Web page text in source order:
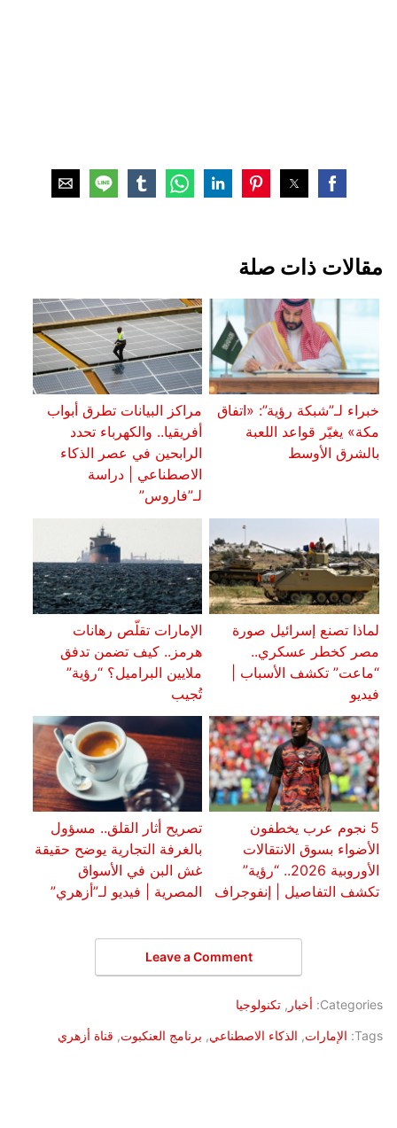
مقالات ذات صلة
خبراء لـ”شبكة رؤية”: «اتفاق
مكة» يغيّر قواعد اللعبة
بالشرق الأوسط
مراكز البيانات تطرق أبواب
أفريقيا.. والكهرباء تحدد
الرابحين في عصر الذكاء
الاصطناعي | دراسة
لـ”فاروس”
لماذا تصنع إسرائيل صورة
مصر كخطر عسكري..
“ماعت” تكشف الأسباب |
فيديو
الإمارات تقلّص رهانات
هرمز.. كيف تضمن تدفق
ملايين البراميل؟ “رؤية”
تُجيب
5 نجوم عرب يخطفون
الأضواء بسوق الانتقالات
الأوروبية 2026.. “رؤية”
تكشف التفاصيل | إنفوجراف
تصريح أثار القلق.. مسؤول
بالغرفة التجارية يوضح حقيقة
غش البن في الأسواق
المصرية | فيديو لـ”أزهري”
Leave a Comment
Categories: أخبار , تكنولوجيا
Tags: الإمارات, الذكاء الاصطناعي, برنامج العنكبوت, قناة أزهري